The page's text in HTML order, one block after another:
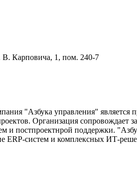
Карповича, 1, пом. 240-7
"Азбука управления"
Организация сопровождает
и постпроектнрой поддержки.
ERP-систем и комплексных ИТ-